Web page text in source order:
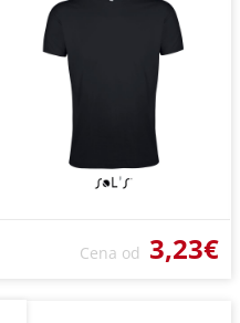
Cena od 3,23€